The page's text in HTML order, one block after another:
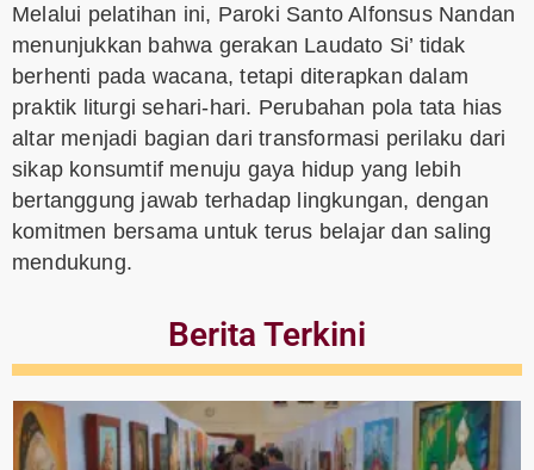
Melalui pelatihan ini, Paroki Santo Alfonsus Nandan
menunjukkan bahwa gerakan Laudato Si’ tidak
berhenti pada wacana, tetapi diterapkan dalam
praktik liturgi sehari-hari. Perubahan pola tata hias
altar menjadi bagian dari transformasi perilaku dari
sikap konsumtif menuju gaya hidup yang lebih
bertanggung jawab terhadap lingkungan, dengan
komitmen bersama untuk terus belajar dan saling
mendukung.
Berita Terkini